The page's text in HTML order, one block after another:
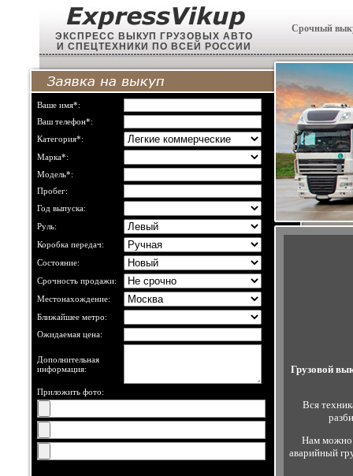
ЭКСПРЕСС ВЫКУП ГРУЗОВЫХ АВТО
И СПЕЦТЕХНИКИ ПО ВСЕЙ РОССИИ
Срочный
Ваше имя*:
Ваш телефон*:
Категория*:
Марка*:
Модель*:
Пробег:
Год выпуска:
Руль:
Коробка передач:
Состояние:
Срочность продажи:
Местонахождение:
Ближайшее метро:
Ожидаемая цена:
Дополнительная
информация:
Приложить фото:
Грузовой
Вся
Нам можно
аварийный